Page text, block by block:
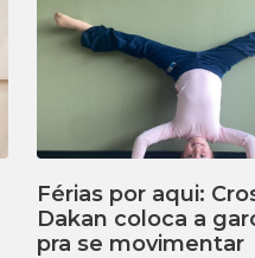
Férias por aqui:
Dakan coloca a
pra se movimentar